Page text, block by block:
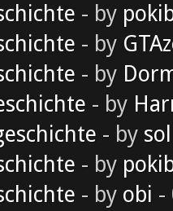
- by
- by
- by
- by
- by
- by
- by obi -